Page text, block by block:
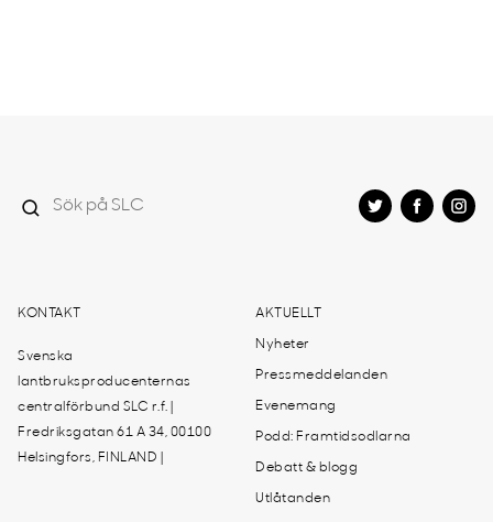
KONTAKT
Svenska
lantbruksproducenternas
centralförbund SLC r.f. |
Fredriksgatan 61 A 34, 00100
Helsingfors, FINLAND |
AKTUELLT
Nyheter
Pressmeddelanden
Evenemang
Podd: Framtidsodlarna
Debatt & blogg
Utlåtanden